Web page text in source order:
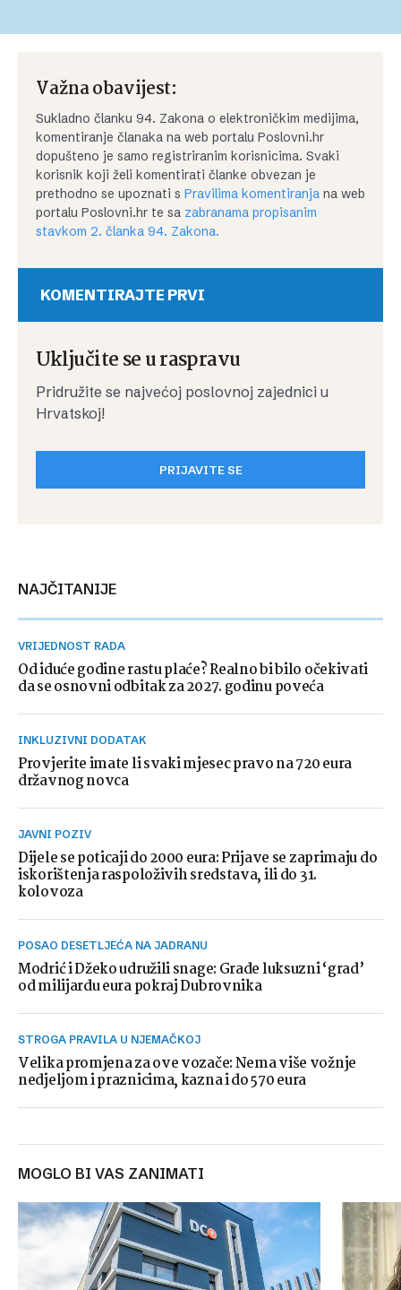
Važna obavijest:
Sukladno članku 94. Zakona o elektroničkim medijima,
komentiranje članaka na web portalu Poslovni.hr
dopušteno je samo registriranim korisnicima. Svaki
korisnik koji želi komentirati članke obvezan je
prethodno se upoznati s Pravilima komentiranja na web
portalu Poslovni.hr te sa zabranama propisanim
stavkom 2. članka 94. Zakona.
KOMENTIRAJTE PRVI
Uključite se u raspravu
Pridružite se najvećoj poslovnoj zajednici u
Hrvatskoj!
PRIJAVITE SE
NAJČITANIJE
VRIJEDNOST RADA
Od iduće godine rastu plaće? Realno bi bilo očekivati
da se osnovni odbitak za 2027. godinu poveća
INKLUZIVNI DODATAK
Provjerite imate li svaki mjesec pravo na 720 eura
državnog novca
JAVNI POZIV
Dijele se poticaji do 2000 eura: Prijave se zaprimaju do
iskorištenja raspoloživih sredstava, ili do 31.
kolovoza
POSAO DESETLJEĆA NA JADRANU
Modrić i Džeko udružili snage: Grade luksuzni ‘grad’
od milijardu eura pokraj Dubrovnika
STROGA PRAVILA U NJEMAČKOJ
Velika promjena za ove vozače: Nema više vožnje
nedjeljom i praznicima, kazna i do 570 eura
MOGLO BI VAS ZANIMATI